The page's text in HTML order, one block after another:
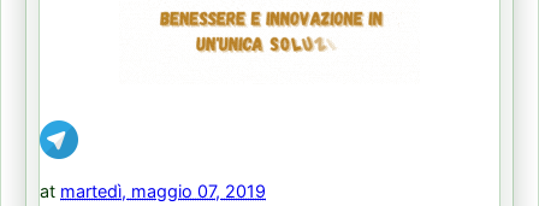
at martedì, maggio 07, 2019